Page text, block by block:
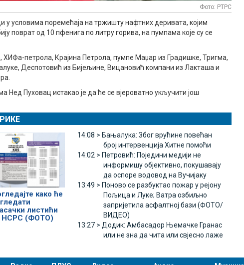
Фото: РТРС
у условима поремећаја на тржишту нафтних деривата, којим
поврат од 10 пфенига по литру горива, на пумпама које су се
ХИФа-петрола, Крајина Петрола, пумпе Маџар из Градишке, Тригма,
Деспотовић из Бијељине, Вицановић компани из Лакташа и
Нед Пуховац истакао је да ће се вјероватно укључити још
како ће
листићи
НСРС (ФОТО)
14:08 > Бањалука: Због врућине повећан
број интервенција Хитне помоћи
14:02 > Петровић: Поједини медији не
информишу објективно, покушавају
да оспоре водовод на Вучијаку
13:49 > Поново се разбуктао пожар у рејону
Пољица и Луке; Ватра озбиљно
запријетила асфалтној бази (ФОТО/
ВИДЕО)
13:27 > Додик: Амбасадор Њемачке Гранас
или не зна да чита или свјесно лаже